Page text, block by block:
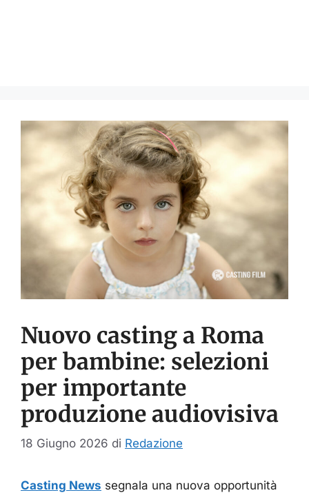
Nuovo casting a Roma
per bambine: selezioni
per importante
produzione audiovisiva
18 Giugno 2026 di Redazione
Casting News segnala una nuova opportunità